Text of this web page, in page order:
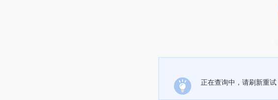
正在查询中，请刷新重试